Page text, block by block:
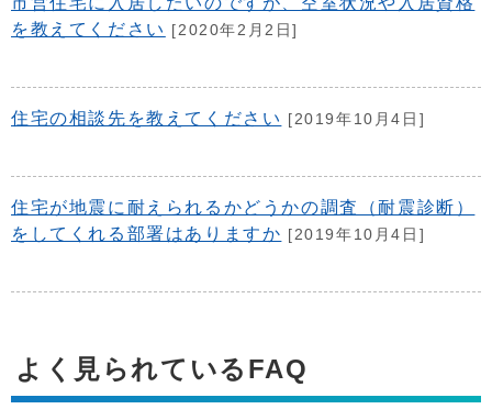
を教えてください [2020年2月2日]
住宅の相談先を教えてください [2019年10月4日]
住宅が地震に耐えられるかどうかの調査（耐震診断）
をしてくれる部署はありますか [2019年10月4日]
よく見られているFAQ